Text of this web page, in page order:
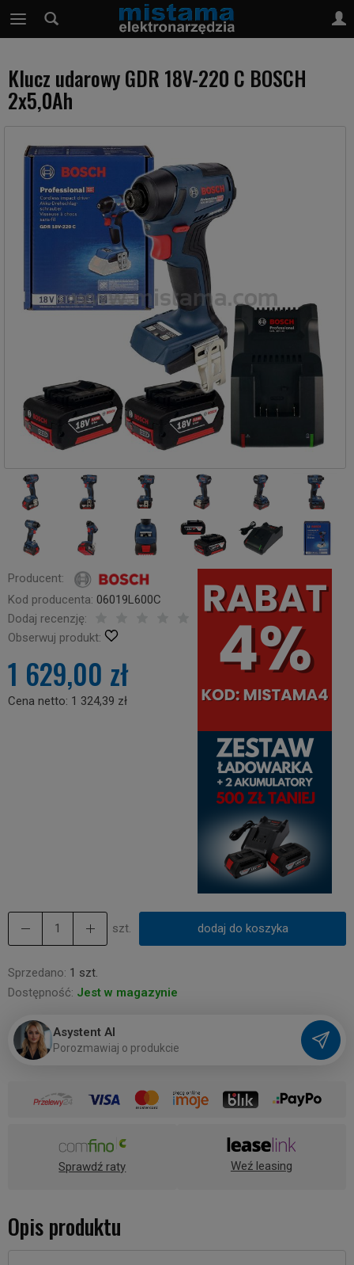
Klucz udarowy GDR 18V-220 C BOSCH
2x5,0Ah
Producent:
Kod producenta: 06019L600C
Dodaj recenzję:
Obserwuj produkt:
1 629,00 zł
Cena netto: 1 324,39 zł
szt. dodaj do koszyka
Sprzedano: 1 szt.
Dostępność: Jest w magazynie
Asystent AI
Porozmawiaj o produkcie
Sprawdź raty Weź leasing
Opis produktu